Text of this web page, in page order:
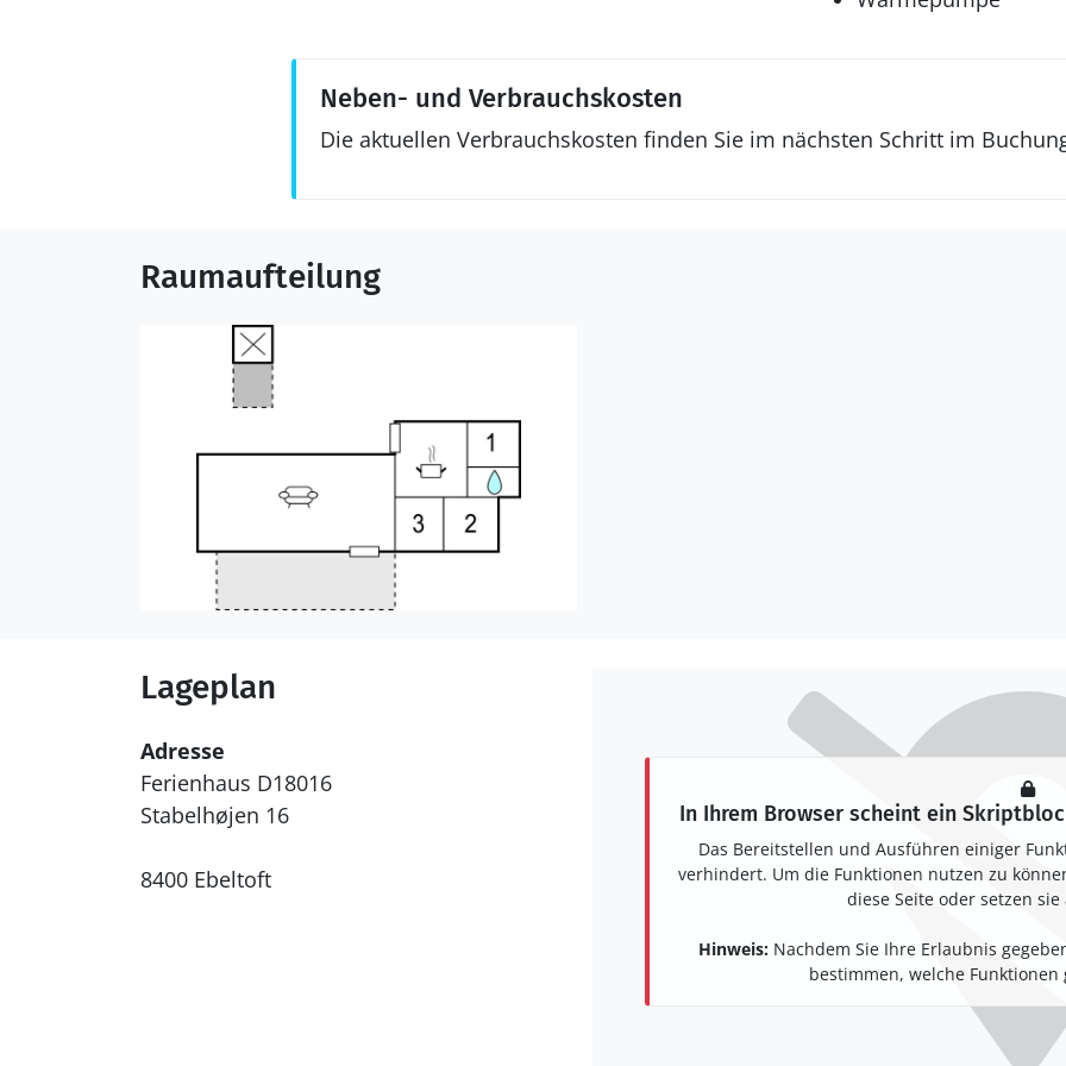
Neben- und Verbrauchskosten
Die aktuellen Verbrauchskosten finden Sie im nächsten Schritt im
Raumaufteilung
Lageplan
Adresse
Ferienhaus D18016
Stabelhøjen 16
8400 Ebeltoft
In Ihrem Browser scheint ein
Das Bereitstellen und Ausführen einiger
verhindert. Um die Funktionen nutzen zu
diese Seite oder setzen
Hinweis:Nachdem Sie Ihre Erlaubnis
bestimmen, welche